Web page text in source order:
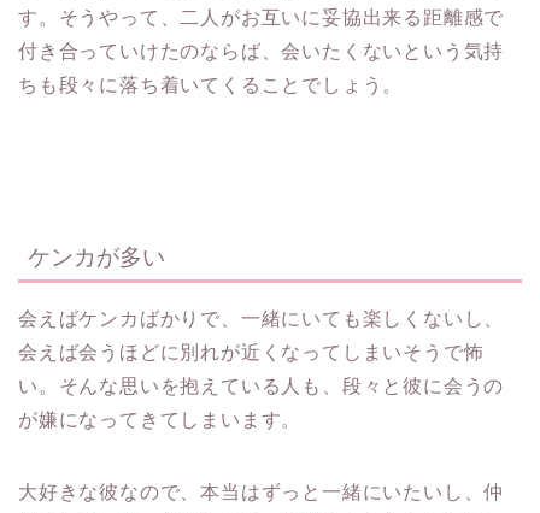
す。そうやって、二人がお互いに妥協出来る距離感で
付き合っていけたのならば、会いたくないという気持
ちも段々に落ち着いてくることでしょう。
ケンカが多い
会えばケンカばかりで、一緒にいても楽しくないし、
会えば会うほどに別れが近くなってしまいそうで怖
い。そんな思いを抱えている人も、段々と彼に会うの
が嫌になってきてしまいます。
大好きな彼なので、本当はずっと一緒にいたいし、仲